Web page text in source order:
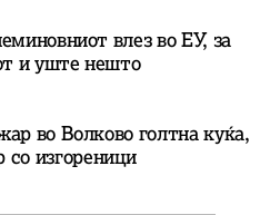
влез во ЕУ, за
и уште нешто
во Волково голтна куќа,
изгореници